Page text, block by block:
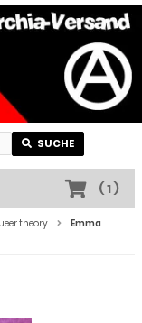
SUCHE
(1)
theory
Emma